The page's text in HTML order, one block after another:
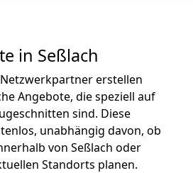
in Seßlach
erstellen
Angebote, die speziell auf
sind. Diese
unabhängig davon, ob
von Seßlach oder
Standorts planen.